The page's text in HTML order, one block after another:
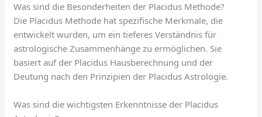
Was sind die Besonderheiten der Placidus Methode?
Die Placidus Methode hat spezifische Merkmale, die
entwickelt wurden, um ein tieferes Verständnis für
astrologische Zusammenhänge zu ermöglichen. Sie
basiert auf der Placidus Hausberechnung und der
Deutung nach den Prinzipien der Placidus Astrologie.
Was sind die wichtigsten Erkenntnisse der Placidus